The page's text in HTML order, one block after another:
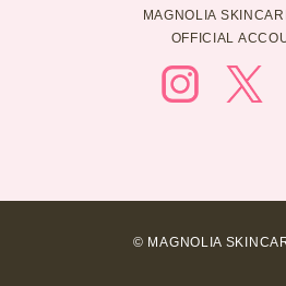
MAGNOLIA
OFFICIAL
© MAGNOLIA